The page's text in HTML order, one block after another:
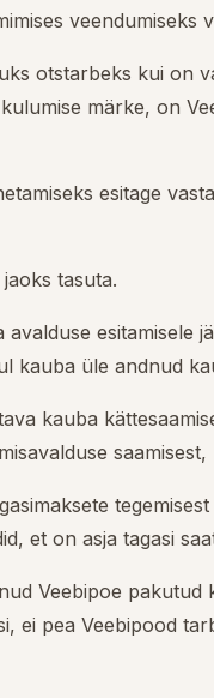
otstarbeks kui on
märke, on
esitage
tasuta.
avalduse esitamisele
kauba üle andnud
kauba
et on asja tagasi
Veebipoe pakutud
ei pea Veebipood